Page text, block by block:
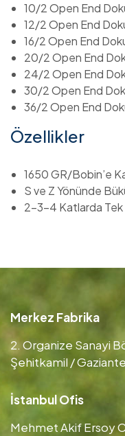
10/2 Open End
12/2 Open End
16/2 Open End
20/2 Open End
24/2 Open End
30/2 Open End
36/2 Open End
Özellikler
1650 GR/Bobin’e
S ve Z Yönünde
2-3-4 Katlarda Tek
Merkez Fabrika
2. Organize Sanayi
Şehitkamil /
İstanbul Ofis
Mehmet Akif Ersoy